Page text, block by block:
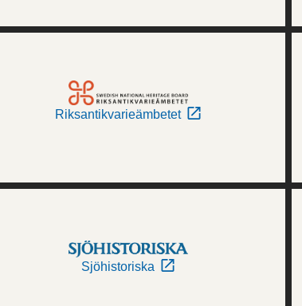
Riksantikvarieämbetet
Sjöhistoriska